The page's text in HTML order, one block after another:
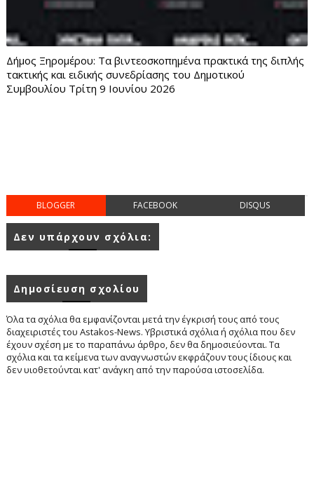
Δήμος Ξηρομέρου: Τα βιντεοσκοπημένα πρακτικά της διπλής
τακτικής και ειδικής συνεδρίασης του Δημοτικού
Συμβουλίου Τρίτη 9 Ιουνίου 2026
BLOGGER FACEBOOK DISQUS
Δεν υπάρχουν σχόλια:
Δημοσίευση σχολίου
Όλα τα σχόλια θα εμφανίζονται μετά την έγκρισή τους από τους
διαχειριστές του Astakos-News. Υβριστικά σχόλια ή σχόλια που δεν
έχουν σχέση με το παραπάνω άρθρο, δεν θα δημοσιεύονται. Τα
σχόλια και τα κείμενα των αναγνωστών εκφράζουν τους ίδιους και
δεν υιοθετούνται κατ' ανάγκη από την παρούσα ιστοσελίδα.